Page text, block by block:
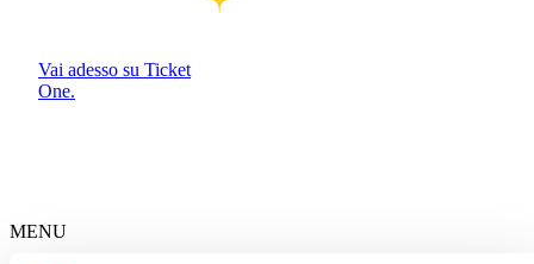
Vai adesso su Ticket
One.
MENU